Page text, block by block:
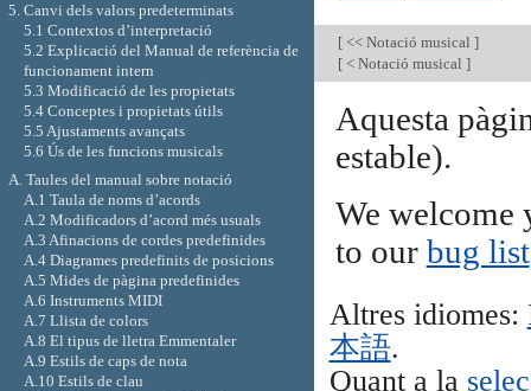
[<< Notació musical ]
[< Notació musical ]
Aquesta
estable).
We welcome
to our bug list
Altres idiomes:
本語.
Quant a la
5. Canvi dels valors predeterminats
5.1 Contextos d’interpretació
5.2 Explicació del Manual de referència de
funcionament intern
5.3 Modificació de les propietats
5.4 Conceptes i propietats útils
5.5 Ajustaments avançats
5.6 Ús de les funcions musicals
A. Taules del manual sobre notació
A.1 Taula de noms d’acords
A.2 Modificadors d’acord més usuals
A.3 Afinacions de cordes predefinides
A.4 Diagrames predefinits de posicions
A.5 Mides de pàgina predefinides
A.6 Instruments MIDI
A.7 Llista de colors
A.8 El tipus de lletra Emmentaler
A.9 Estils de caps de nota
A.10 Estils de clau